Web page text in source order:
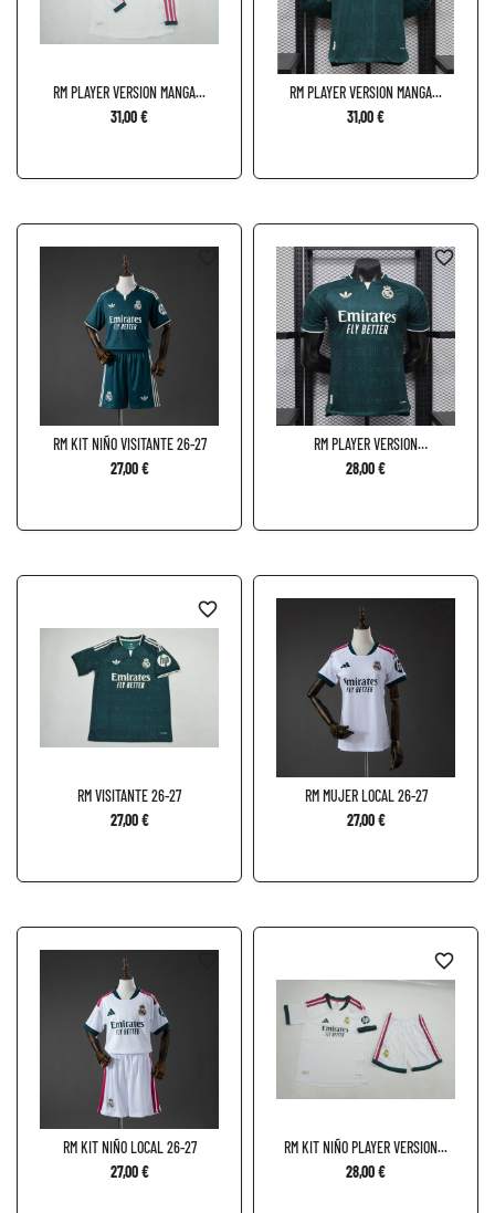
RM PLAYER VERSION MANGA...
31,00 €
RM PLAYER VERSION MANGA...
31,00 €
RM KIT NIÑO VISITANTE 26-27
27,00 €
RM PLAYER VERSION
VISITANTE...
28,00 €
favorite_border
RM VISITANTE 26-27
27,00 €
favorite_border
RM MUJER LOCAL 26-27
27,00 €
RM KIT NIÑO LOCAL 26-27
27,00 €
RM KIT NIÑO PLAYER VERSION...
28,00 €
favorite_border